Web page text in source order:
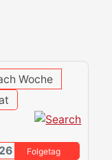
Woche
Folgetag